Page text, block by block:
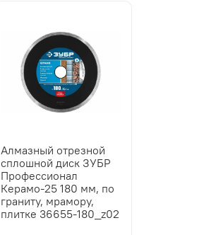
Алмазный отрезной
сплошной диск ЗУБР
Профессионал
Керамо-25 180 мм, по
граниту, мрамору,
плитке 36655-180_z02